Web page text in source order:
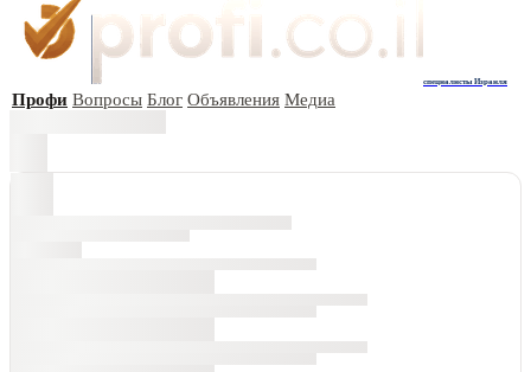
специалисты Израиля
Профи Вопросы Блог Объявления Медиа